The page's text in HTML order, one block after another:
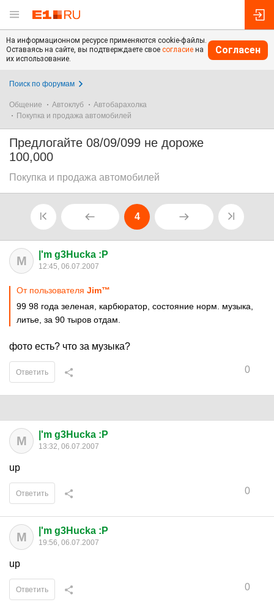
На информационном ресурсе применяются cookie-файлы.
Оставаясь на сайте, вы подтверждаете свое согласие на
их использование.
Согласен
Поиск по форумам
Общение Автоклуб
Автобарахолка
Покупка и продажа автомобилей
Предлогайте 08/09/099 не дороже
100,000
Покупка и продажа автомобилей
4
M |'m g3Hucka :P
12:45, 06.07.2007
От пользователя Jim™
99 98 года зеленая, карбюратор, состояние норм. музыка,
литье, за 90 тыров отдам.
фото есть? что за музыка?
0
Ответить
M |'m g3Hucka :P
13:32, 06.07.2007
up
0
Ответить
M |'m g3Hucka :P
19:56, 06.07.2007
up
0
Ответить